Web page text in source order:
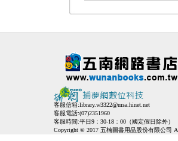
客服信箱:library.w3322@msa.hinet.net
客服電話:(07)2351960
客服時間:平日9：30-18：00（國定假日除外）
Copyright © 2017 五楠圖書用品股份有限公司